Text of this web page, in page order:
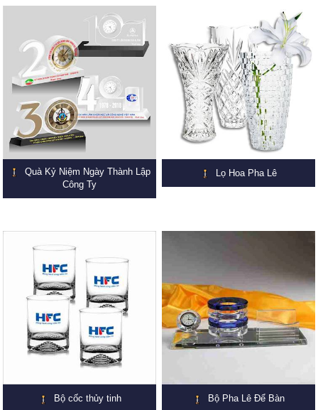
Quà Kỷ Niệm Ngày Thành Lập
Công Ty
Lọ Hoa Pha Lê
Bộ cốc thủy tinh Bộ Pha Lê Để Bàn